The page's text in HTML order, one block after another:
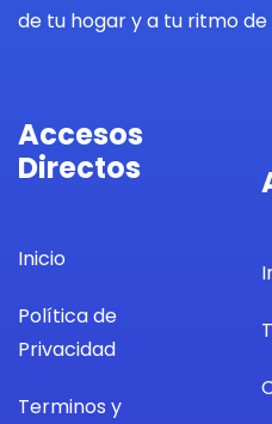
de tu hogar y a tu ritmo de
Accesos
Directos
Inicio
Política de
Privacidad
Terminos y